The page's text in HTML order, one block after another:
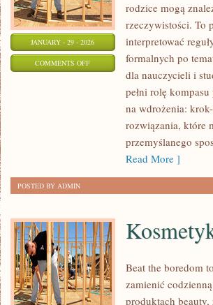
JANUARY - 29 - 2026
COMMENTS OFFON
NAUCZANIA
rodzice mogą
rzeczywistości. To
interpretować
formalnych po
dla nauczycieli i
pełni rolę
na wdrożenia:
rozwiązania, które
przemyślanego
Read More ]
POSTED BY ADMIN
Beat the boredom
zamienić
produktach beauty,